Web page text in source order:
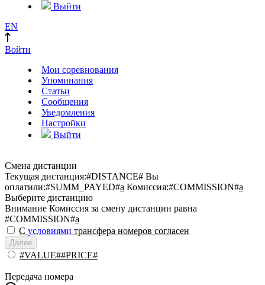
Выйти
EN
Войти
Мои соревнования
Упоминания
Статьи
Сообщения
Уведомления
Настройки
Выйти
Смена дистанции
Текущая дистанция:#DISTANCE# Вы
оплатили:#SUMM_PAYED#a Комиссия:#COMMISSION#a
Выберите дистанцию
Внимание Комиссия за смену дистанции равна
#COMMISSION#a
С условиями трансфера номеров согласен
Далее
#VALUE##PRICE#
Передача номера